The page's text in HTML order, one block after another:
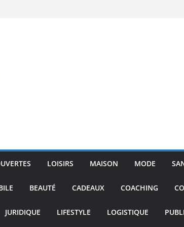
LOISIRS MAISON MODE
BEAUTÉ CADEAUX COACHING
JURIDIQUE LIFESTYLE LOGISTIQUE